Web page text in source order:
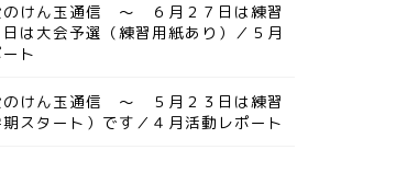
のけん玉通信 ～ ６月２７日は練習
は大会予選（練習用紙あり）／５月
ト
のけん玉通信 ～ ５月２３日は練習
スタート）です／４月活動レポート